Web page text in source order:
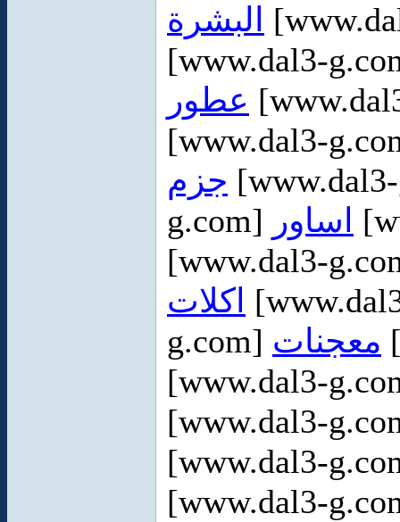
البشرة
[www.dal3-
عطور
[www.dal3-
جزم
g.com] اساور
[www.dal3-
اكلات
g.com] معجنات
[www.dal3-
[www.dal3-
[www.dal3-
[www.dal3-